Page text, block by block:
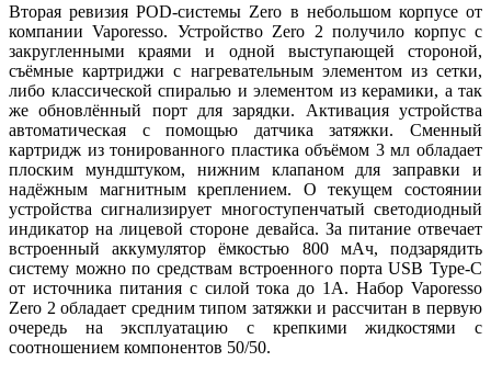
Вторая ревизия POD-системы Zero в небольшом корпусе от
компании Vaporesso. Устройство Zero 2 получило корпус с
закругленными краями и одной выступающей стороной,
съёмные картриджи с нагревательным элементом из сетки,
либо классической спиралью и элементом из керамики, а так
же обновлённый порт для зарядки. Активация устройства
автоматическая с помощью датчика затяжки. Сменный
картридж из тонированного пластика объёмом 3 мл обладает
плоским мундштуком, нижним клапаном для заправки и
надёжным магнитным креплением. О текущем состоянии
устройства сигнализирует многоступенчатый светодиодный
индикатор на лицевой стороне девайса. За питание отвечает
встроенный аккумулятор ёмкостью 800 мАч, подзарядить
систему можно по средствам встроенного порта USB Type-C
от источника питания с силой тока до 1А. Набор Vaporesso
Zero 2 обладает средним типом затяжки и рассчитан в первую
очередь на эксплуатацию с крепкими жидкостями с
соотношением компонентов 50/50.